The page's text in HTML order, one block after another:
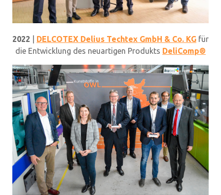
2022 DELCOTEX Delius Techtex GmbH & Co. KG für
die Entwicklung des neuartigen Produkts DeliComp®